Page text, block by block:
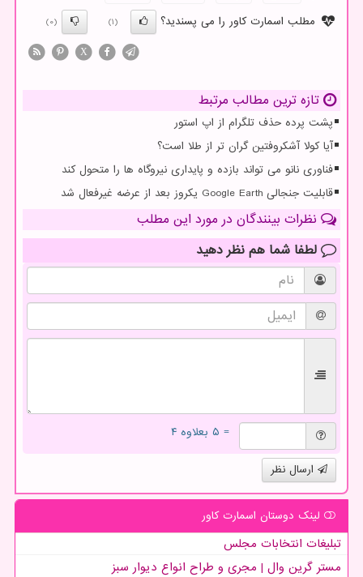
مطلب اسمارت کاور را می پسندید؟
(1)
(0)
X
تازه ترین مطالب مرتبط
پشت پرده حذف تلگرام از اپ استور
آیا کولا آشکروفتین گران تر از طلا است؟
فناوری نانو می تواند بازده و پایداری نیروگاه ها را متحول کند
قابلیت جنجالی Google Earth یکروز بعد از عرضه غیرفعال شد
نظرات بینندگان در مورد این مطلب
لطفا شما هم نظر دهید
= ۵ بعلاوه ۴
ارسال نظر
لینک دوستان اسمارت كاور
تبلیغات انتخابات مجلس
مستر گرین وال | مجری و طراح انواع دیوار سبز